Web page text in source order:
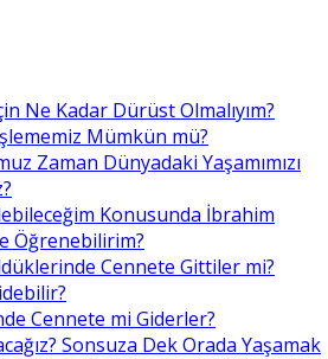
Ne Kadar Dürüst Olmalıyım?
Mümkün mü?
Zaman Dünyadaki Yaşamımızı
Konusunda İbrahim
Öğrenebilirim?
Cennete Gittiler mi?
Cennete mi Giderler?
Sonsuza Dek Orada Yaşamak